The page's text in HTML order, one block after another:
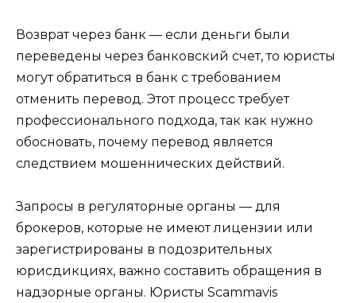
Возврат через банк — если деньги были
переведены через банковский счет, то юристы
могут обратиться в банк с требованием
отменить перевод. Этот процесс требует
профессионального подхода, так как нужно
обосновать, почему перевод является
следствием мошеннических действий.
Запросы в регуляторные органы — для
брокеров, которые не имеют лицензии или
зарегистрированы в подозрительных
юрисдикциях, важно составить обращения в
надзорные органы. Юристы Scammavis